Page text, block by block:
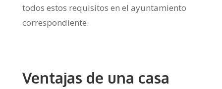
todos estos requisitos en el ayuntamiento
correspondiente.
Ventajas de una casa